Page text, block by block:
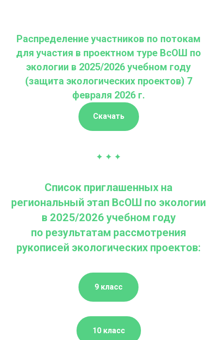
Распределение участников по потокам
для участия в проектном туре ВсОШ по
экологии в 2025/2026 учебном году
(защита экологических проектов) 7
февраля 2026 г.
Скачать
Список приглашенных на
региональный этап ВсОШ по экологии
в 2025/2026 учебном году
по результатам рассмотрения
рукописей экологических проектов:
9 класс
10 класс